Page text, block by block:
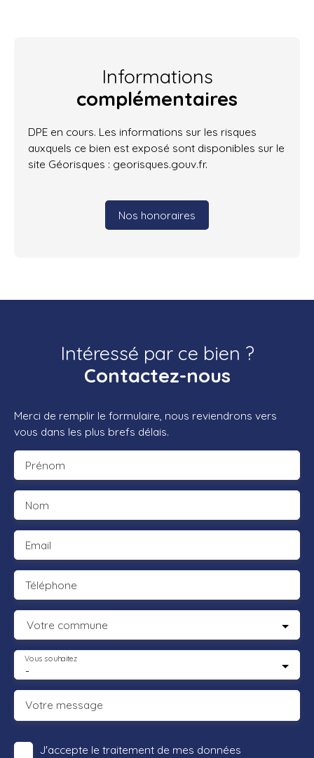
Informations
complémentaires
DPE en cours. Les informations sur les risques
auxquels ce bien est exposé sont disponibles sur le
site Géorisques : georisques.gouv.fr.
Nos honoraires
Intéressé par ce bien ?
Contactez-nous
Merci de remplir le formulaire, nous reviendrons vers
vous dans les plus brefs délais.
Prénom
Nom
Email
Téléphone
Votre commune
-
Vous souhaitez
Votre message
J'accepte le traitement de mes données